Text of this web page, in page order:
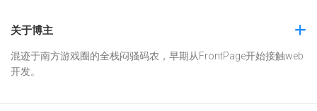
关于博主
混迹于南方游戏圈的全栈闷骚码农，早期从FrontPage开始接触web
开发。